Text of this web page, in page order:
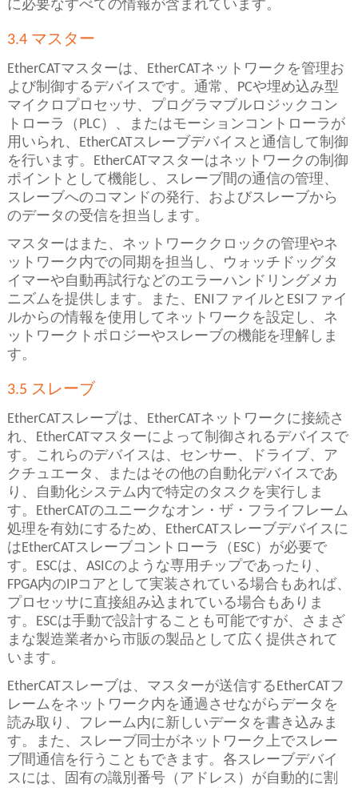
に必要なすべての情報が含まれています。
3.4 マスター
EtherCATマスターは、EtherCATネットワークを管理お
よび制御するデバイスです。通常、PCや埋め込み型
マイクロプロセッサ、プログラマブルロジックコン
トローラ（PLC）、またはモーションコントローラが
用いられ、EtherCATスレーブデバイスと通信して制御
を行います。EtherCATマスターはネットワークの制御
ポイントとして機能し、スレーブ間の通信の管理、
スレーブへのコマンドの発行、およびスレーブから
のデータの受信を担当します。
マスターはまた、ネットワーククロックの管理やネ
ットワーク内での同期を担当し、ウォッチドッグタ
イマーや自動再試行などのエラーハンドリングメカ
ニズムを提供します。また、ENIファイルとESIファイ
ルからの情報を使用してネットワークを設定し、ネ
ットワークトポロジーやスレーブの機能を理解しま
す。
3.5 スレーブ
EtherCATスレーブは、EtherCATネットワークに接続さ
れ、EtherCATマスターによって制御されるデバイスで
す。これらのデバイスは、センサー、ドライブ、ア
クチュエータ、またはその他の自動化デバイスであ
り、自動化システム内で特定のタスクを実行しま
す。EtherCATのユニークなオン・ザ・フライフレーム
処理を有効にするため、EtherCATスレーブデバイスに
はEtherCATスレーブコントローラ（ESC）が必要で
す。ESCは、ASICのような専用チップであったり、
FPGA内のIPコアとして実装されている場合もあれば、
プロセッサに直接組み込まれている場合もありま
す。ESCは手動で設計することも可能ですが、さまざ
まな製造業者から市販の製品として広く提供されて
います。
EtherCATスレーブは、マスターが送信するEtherCATフ
レームをネットワーク内を通過させながらデータを
読み取り、フレーム内に新しいデータを書き込みま
す。また、スレーブ同士がネットワーク上でスレー
ブ間通信を行うこともできます。各スレーブデバイ
スには、固有の識別番号（アドレス）が自動的に割